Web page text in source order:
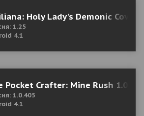
Holy Lady's Demonic
1.25
4.1
Pocket Crafter: Mine Rush
1.0.405
4.1